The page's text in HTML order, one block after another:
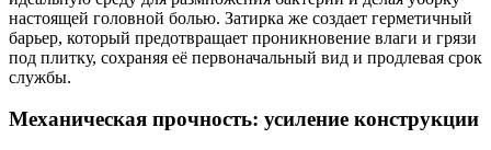
настоящей головной болью. Затирка же создает герметичный
барьер, который предотвращает проникновение влаги и грязи
под плитку, сохраняя её первоначальный вид и продлевая срок
службы.
Механическая прочность: усиление конструкции